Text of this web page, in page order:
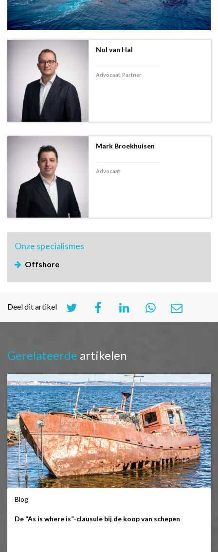
Nol van Hal
Advocaat, Partner
Mark Broekhuisen
Advocaat
Onze specialismes
Offshore
Deel dit artikel
Gerelateerde artikelen
Blog
De “As is where is”-clausule bij de koop van schepen